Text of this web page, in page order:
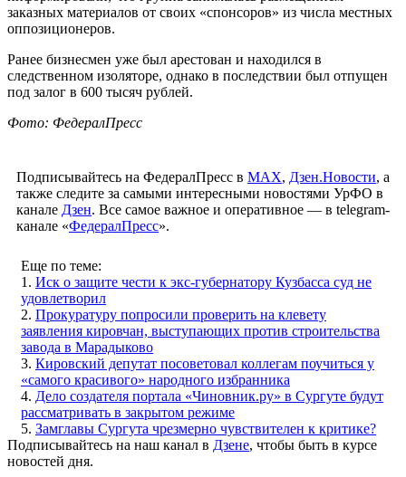
заказных материалов от своих «спонсоров» из числа местных
оппозиционеров.
Ранее бизнесмен уже был арестован и находился в
следственном изоляторе, однако в последствии был отпущен
под залог в 600 тысяч рублей.
Фото: ФедералПресс
Подписывайтесь на ФедералПресс в МАХ, Дзен.Новости, а
также следите за самыми интересными новостями УрФО в
канале Дзен. Все самое важное и оперативное — в telegram-
канале «ФедералПресс».
Еще по теме:
1. Иск о защите чести к экс-губернатору Кузбасса суд не
удовлетворил
2. Прокуратуру попросили проверить на клевету
заявления кировчан, выступающих против строительства
завода в Марадыково
3. Кировский депутат посоветовал коллегам поучиться у
«самого красивого» народного избранника
4. Дело создателя портала «Чиновник.ру» в Сургуте будут
рассматривать в закрытом режиме
5. Замглавы Сургута чрезмерно чувствителен к критике?
Подписывайтесь на наш канал в Дзене, чтобы быть в курсе
новостей дня.